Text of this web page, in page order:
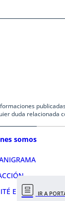
IR A
duda relacionada
somos
EDITORIAL